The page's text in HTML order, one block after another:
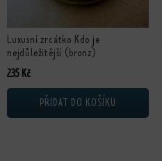
Luxusní zrcátko Kdo je
nejdůležitější (bronz)
235 Kč
PŘIDAT DO KOŠÍKU